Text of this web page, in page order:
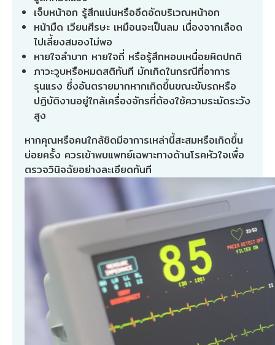
เจ็บหน้าอก รู้สึกแน่นหรืออึดอัดบริเวณหน้าอก
หน้ามืด เวียนศีรษะ เหมือนจะเป็นลม เนื่องจากเลือด
ไปเลี้ยงสมองไม่พอ
หายใจลำบาก หายใจถี่ หรือรู้สึกหอบเหนื่อยผิดปกติ
ภาวะวูบหรือหมดสติทันที มักเกิดในกรณีที่อาการ
รุนแรง ซึ่งอันตรายมากหากเกิดขึ้นขณะขับรถหรือ
ปฏิบัติงานอยู่ใกล้เครื่องจักรที่ต้องใช้ความระมัดระวัง
สูง
หากคุณหรือคนใกล้ชิดมีอาการเหล่านี้สะสมหรือเกิดขึ้น
บ่อยครั้ง ควรเข้าพบแพทย์เฉพาะทางด้านโรคหัวใจเพื่อ
ตรวจวินิจฉัยอย่างละเอียดทันที